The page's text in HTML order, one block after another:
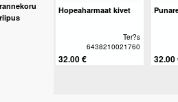
Hopeaharmaat kivet
Ter?s
6438210021760
32.00 € 32.00